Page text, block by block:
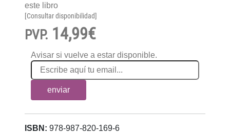
este libro
[Consultar disponibilidad]
PVP. 14,99€
Avisar si vuelve a estar disponible.
enviar
ISBN: 978-987-820-169-6